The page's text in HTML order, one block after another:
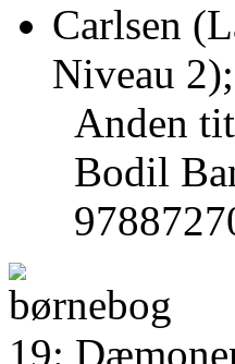
Carlsen
Niveau
Anden
Bodil
19: